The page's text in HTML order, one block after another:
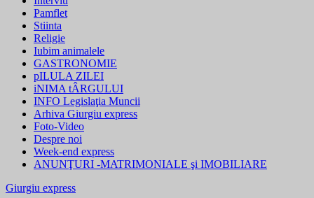
Pamflet
Stiinta
Religie
Iubim animalele
GASTRONOMIE
pILULA ZILEI
iNIMA tÂRGULUI
INFO Legislaţia Muncii
Arhiva Giurgiu express
Foto-Video
Despre noi
Week-end express
ANUNŢURI -MATRIMONIALE şi IMOBILIARE
Giurgiu express